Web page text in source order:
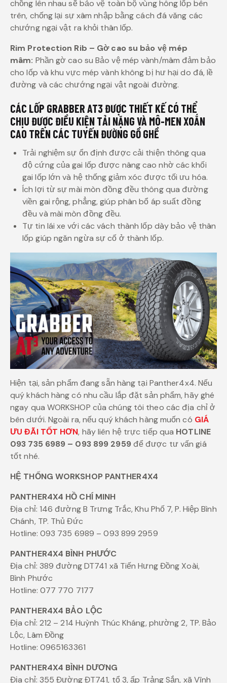
chồng lên nhau sẽ bảo vệ toàn bộ vùng hông lốp bên
trên, chống lại sự xâm nhập bằng cách đá văng các
chướng ngại vật ra khỏi thân lốp.
Rim Protection Rib – Gờ cao su bảo vệ mép
mâm: Phần gờ cao su Bảo vệ mép vành/mâm đảm bảo
cho lốp và khu vực mép vành không bị hư hại do đá, lề
đường và các chướng ngại vật ngoài đường.
CÁC LỐP GRABBER AT3ĐƯỢC THIẾT KẾ CÓ THỂ
CHỊU ĐƯỢC ĐIỀU KIỆN TẢI NẶNG VÀ MÔ-MEN XOẮN
CAO TRÊN CÁC TUYẾN ĐƯỜNG GỒ GHỀ
Trải nghiệm sự ổn định được cải thiện thông qua
độ cứng của gai lốp được nâng cao nhờ các khối
gai lốp lớn và hệ thống giảm xóc được tối ưu hóa.
Ích lợi từ sự mài mòn đồng đều thông qua đường
viền gai rộng, phẳng, giúp phân bổ áp suất đồng
đều và mài mòn đồng đều.
Tự tin lái xe với các vách thành lốp dày bảo vệ thân
lốp giúp ngăn ngừa sự cố ở thành lốp.
Hiện tại, sản phẩm đang sẵn hàng tại Panther4x4. Nếu
quý khách hàng có nhu cầu lắp đặt sản phẩm, hãy ghé
ngay qua WORKSHOP của chúng tôi theo các địa chỉ ở
bên dưới. Ngoài ra, nếu quý khách hàng muốn có GIÁ
ƯU ĐÃI TỐT HƠN, hãy liên hệ trực tiếp qua HOTLINE
093 735 6989 – 093 899 2959để được tư vấn giá
tốt nhé.
HỆ THỐNG WORKSHOP PANTHER4X4
PANTHER4X4 HỒ CHÍ MINH
Địa chỉ: 146 đường B Trưng Trắc, Khu Phố 7, P. Hiệp Bình
Chánh, TP. Thủ Đức
Hotline: 093 735 6989 – 093 899 2959
PANTHER4X4 BÌNH PHƯỚC
Địa chỉ: 389 đường DT741 xã Tiến Hưng Đồng Xoài,
Bình Phước
Hotline: 077 770 7177
PANTHER4X4 BẢO LỘC
Địa chỉ: 212 – 214 Huỳnh Thúc Kháng, phường 2, TP. Bảo
Lộc, Lâm Đồng
Hotline: 0965163361
PANTHER4X4 BÌNH DƯƠNG
Địa chỉ: 355 Đường ĐT741, tổ 3, ấp Trảng Sắn, xã Vĩnh